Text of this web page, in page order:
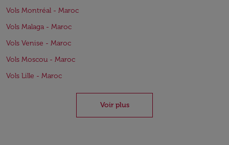
Vols Montréal - Maroc
Vols Malaga - Maroc
Vols Venise - Maroc
Vols Moscou - Maroc
Vols Lille - Maroc
Voir plus